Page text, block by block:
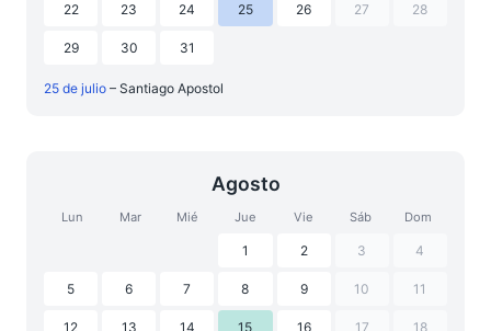
22 23 24 25 26 27 28
29 30 31
25 de julio – Santiago Apostol
Agosto
Lun Mar Mié Jue Vie Sáb Dom
1 2 3 4
5 6 7 8 9 10 11
12 13 14 15 16 17 18